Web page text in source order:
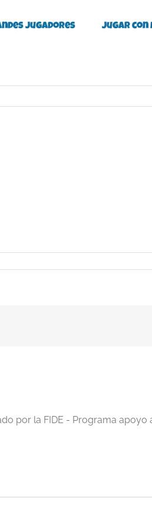
Jugadores Jugar con
por la FIDE - Programa apoyo